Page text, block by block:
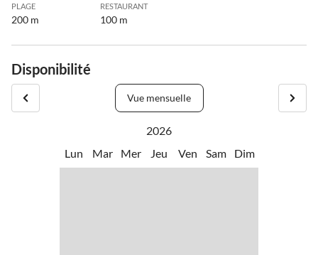
PLAGE
200 m
RESTAURANT
100 m
Disponibilité
Vue mensuelle
2026
Lun
Mar Mer Jeu Ven Sam Dim